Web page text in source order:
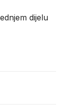
dijelu